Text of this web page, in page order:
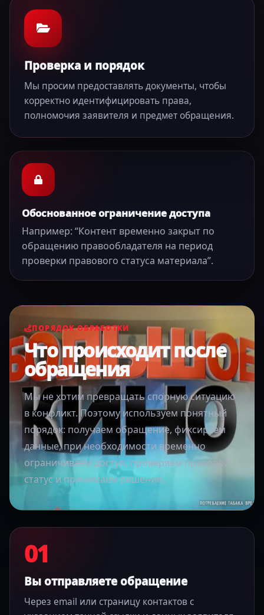
Проверка и порядок
Мы просим предоставлять документы, чтобы
корректно идентифицировать права,
полномочия заявителя и предмет обращения.
Обоснованное ограничение доступа
Например: “Контент временно закрыт по
обращению правообладателя на период
проверки правового статуса материала”.
ПОРЯДОК ОБРАБОТКИ
Что происходит после
обращения
Мы не хотим превращать спорную ситуацию
в конфликт. Поэтому используем понятный
порядок: получаем обращение, фиксируем
данные, при необходимости временно
ограничиваем доступ, проверяем правовой
статус и принимаем решение.
01
Вы отправляете обращение
Через email или страницу контактов с